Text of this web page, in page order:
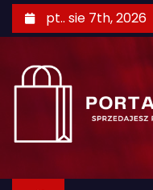
k
pt.. sie 7th, 2026